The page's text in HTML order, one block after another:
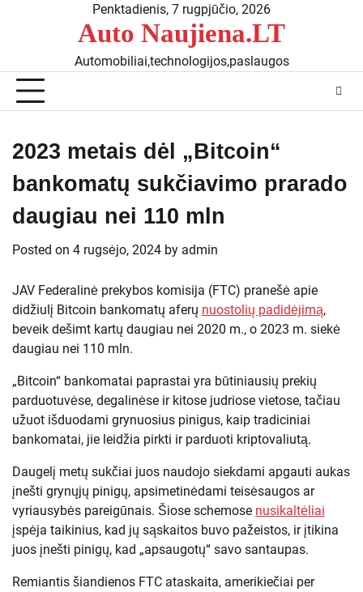
Penktadienis, 7 rugpjūčio, 2026
Auto Naujiena.LT
Automobiliai,technologijos,paslaugos
2023 metais dėl „Bitcoin“
bankomatų sukčiavimo prarado
daugiau nei 110 mln
Posted on 4 rugsėjo, 2024 by admin
​JAV Federalinė prekybos komisija (FTC) pranešė apie
didžiulį Bitcoin bankomatų aferų nuostolių padidėjimą,
beveik dešimt kartų daugiau nei 2020 m., o 2023 m. siekė
daugiau nei 110 mln.
„Bitcoin“ bankomatai paprastai yra būtiniausių prekių
parduotuvėse, degalinėse ir kitose judriose vietose, tačiau
užuot išduodami grynuosius pinigus, kaip tradiciniai
bankomatai, jie leidžia pirkti ir parduoti kriptovaliutą.
Daugelį metų sukčiai juos naudojo siekdami apgauti aukas
įnešti grynųjų pinigų, apsimetinėdami teisėsaugos ar
vyriausybės pareigūnais. Šiose schemose nusikaltėliai
įspėja taikinius, kad jų sąskaitos buvo pažeistos, ir įtikina
juos įnešti pinigų, kad „apsaugotų“ savo santaupas.
Remiantis šiandienos FTC ataskaita, amerikiečiai per